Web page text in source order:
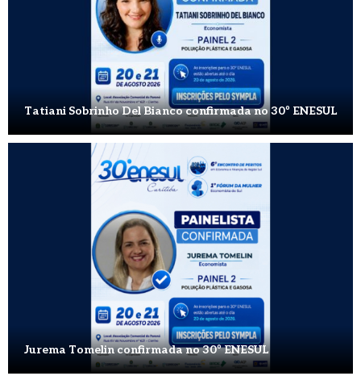
Tatiani Sobrinho Del Bianco confirmada no 30º ENESUL
Jurema Tomelin confirmada no 30º ENESUL